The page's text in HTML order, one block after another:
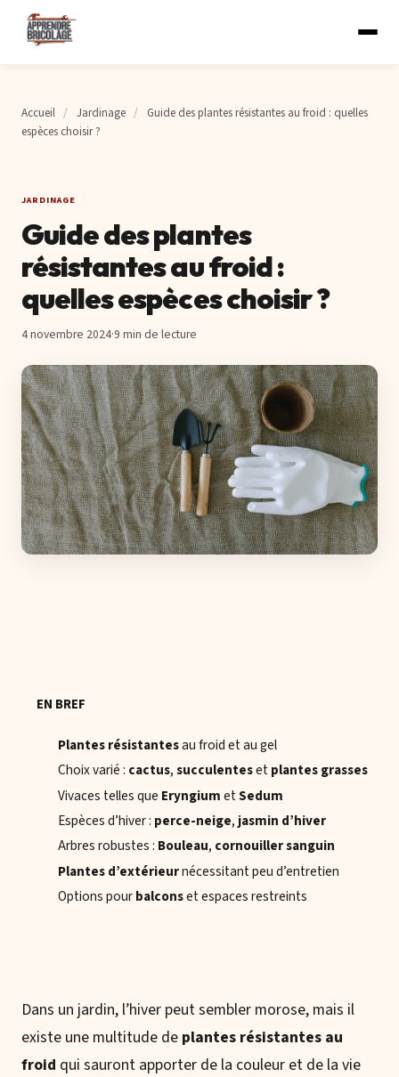
Accueil / Jardinage /
Guide des plantes résistantes au froid : quelles
espèces choisir ?
JARDINAGE
Guide des plantes
résistantes au froid :
quelles espèces choisir ?
4 novembre 2024·9 min de lecture
EN BREF
Plantes résistantesau froid et au gel
Choix varié : cactus,succulentesetplantes grasses
Vivaces telles que EryngiumetSedum
Espèces d’hiver : perce-neige, jasmin d’hiver
Arbres robustes : Bouleau, cornouiller sanguin
Plantes d’extérieurnécessitant peu d’entretien
Options pourbalconset espaces restreints
Dans un jardin, l’hiver peut sembler morose, mais il
existe une multitude de plantes résistantes au
froid qui sauront apporter de la couleur et de la vie